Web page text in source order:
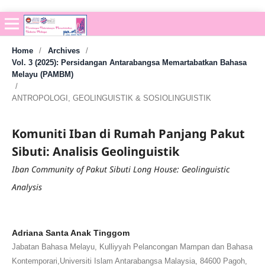
Home / Archives
/
Vol. 3 (2025): Persidangan Antarabangsa Memartabatkan Bahasa
Melayu (PAMBM)
/
ANTROPOLOGI, GEOLINGUISTIK & SOSIOLINGUISTIK
Komuniti Iban di Rumah Panjang Pakut
Sibuti: Analisis Geolinguistik
Iban Community of Pakut Sibuti Long House: Geolinguistic
Analysis
Adriana Santa Anak Tinggom
Jabatan Bahasa Melayu, Kulliyyah Pelancongan Mampan dan Bahasa
Kontemporari,Universiti Islam Antarabangsa Malaysia, 84600 Pagoh,